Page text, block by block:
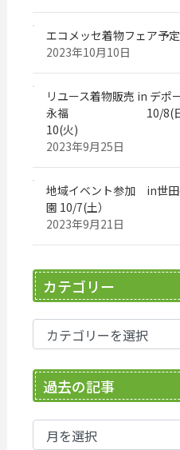
エコメッセ着物フェア
2023年10月10日
リユース着物販売 in デポ
永福 10/8(日)、
10(火)
2023年9月25日
地域イベント参加 in世
園 10/7(土）
2023年9月21日
カテゴリー
カ
テ
ゴ
リ
ー
過去の記事
過